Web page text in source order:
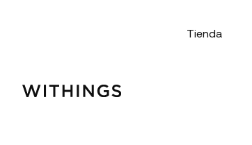
Tienda